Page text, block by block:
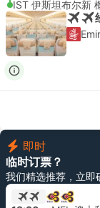
IST 伊斯坦布尔新
即时
临时订票？
我们精选推荐，立即